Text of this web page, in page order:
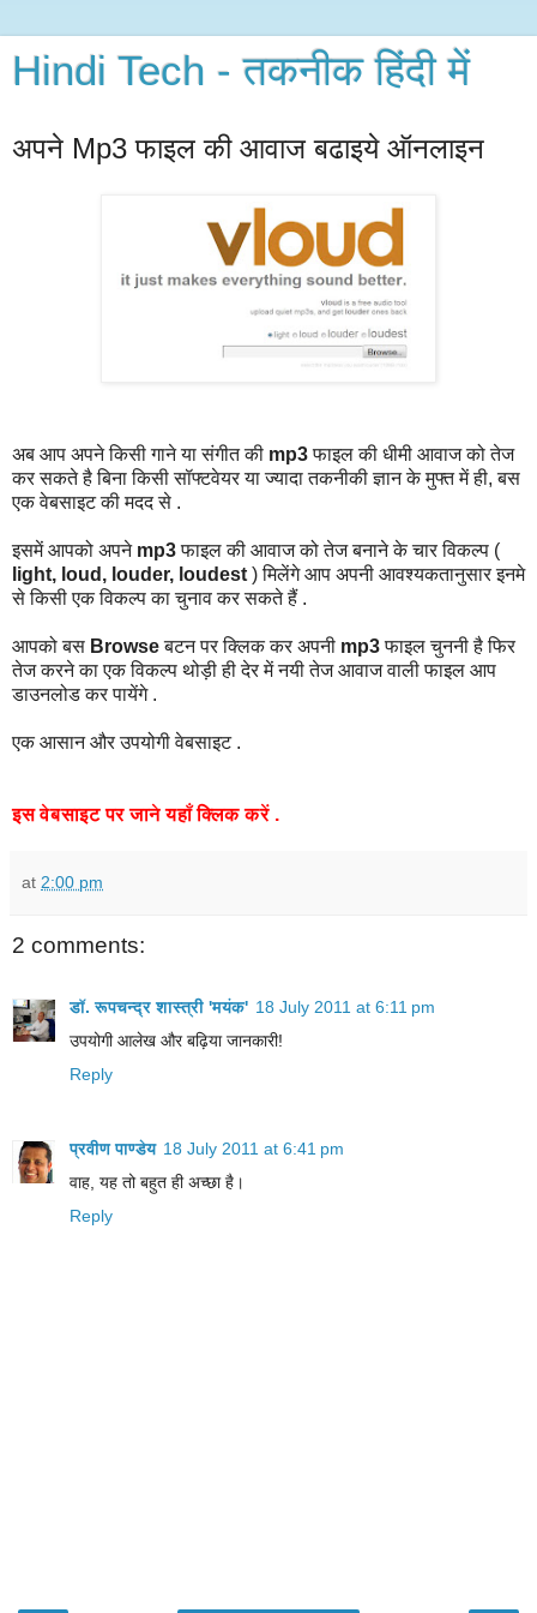
Hindi Tech - तकनीक हिंदी में
अपने Mp3 फाइल की आवाज बढाइये ऑनलाइन
अब आप अपने किसी गाने या संगीत की mp3फाइल की धीमी आवाज को तेज
कर सकते है बिना किसी सॉफ्टवेयर या ज्यादा तकनीकी ज्ञान के मुफ्त में ही, बस
एक वेबसाइट की मदद से .
इसमें आपको अपने mp3फाइल की आवाज को तेज बनाने के चार विकल्प (
light, loud, louder, loudest ) मिलेंगे आप अपनी आवश्यकतानुसार इनमे
से किसी एक विकल्प का चुनाव कर सकते हैं .
आपको बस Browseबटन पर क्लिक कर अपनी mp3फाइलचुननीहै फिर
तेज करने का एक विकल्प थोड़ी ही देर में नयी तेज आवाज वाली फाइल आप
डाउनलोड कर पायेंगे .
एक आसान और उपयोगी वेबसाइट .
इस वेबसाइट पर जाने यहाँ क्लिक करें .
at 2:00 pm
2 comments:
डॉ. रूपचन्द्र शास्त्री 'मयंक' 18 July 2011 at 6:11 pm
उपयोगी आलेख और बढ़िया जानकारी!
Reply
प्रवीण पाण्डेय 18 July 2011 at 6:41 pm
वाह, यह तो बहुत ही अच्छा है।
Reply